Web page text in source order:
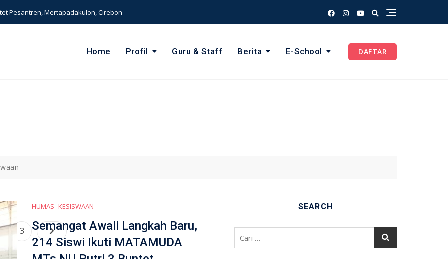
Pesantren, Mertapadakulon, Cirebon
Home Profil Guru & Staff Berita E-School DAFTAR
HUMAS KESISWAAN
Semangat Awali Langkah Baru,
214 Siswi Ikuti MATAMUDA
Paginasi
pos
Page
3
SEARCH